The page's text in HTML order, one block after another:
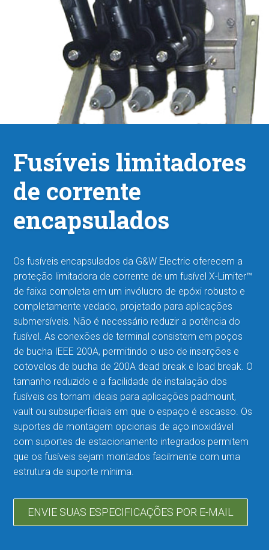
Fusíveis limitadores
de corrente
encapsulados
Os fusíveis encapsulados da G&W Electric oferecem a
proteção limitadora de corrente de um fusível X-Limiter™
de faixa completa em um invólucro de epóxi robusto e
completamente vedado, projetado para aplicações
submersíveis. Não é necessário reduzir a potência do
fusível. As conexões de terminal consistem em poços
de bucha IEEE 200A, permitindo o uso de inserções e
cotovelos de bucha de 200A dead break e load break. O
tamanho reduzido e a facilidade de instalação dos
fusíveis os tornam ideais para aplicações padmount,
vault ou subsuperficiais em que o espaço é escasso. Os
suportes de montagem opcionais de aço inoxidável
com suportes de estacionamento integrados permitem
que os fusíveis sejam montados facilmente com uma
estrutura de suporte mínima.
ENVIE SUAS ESPECIFICAÇÕES POR E-MAIL